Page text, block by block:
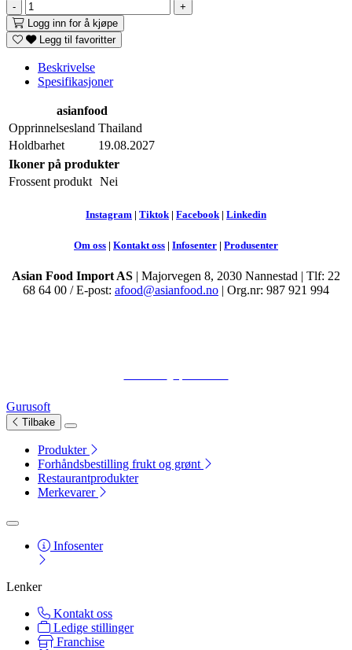
-
+
Logg inn for å kjøpe
Legg til favoritter
Beskrivelse
Spesifikasjoner
asianfood
Opprinnelsesland Thailand
Holdbarhet
19.08.2027
Ikoner på produkter
Frossent produkt Nei
Instagram | Tiktok| Facebook| Linkedin
Om oss | Kontakt oss | Infosenter | Produsenter
Asian Food Import AS | Majorvegen 8, 2030 Nannestad | Tlf: 22
68 64 00 / E-post: afood@asianfood.no | Org.nr: 987 921 994
Gurusoft
Tilbake
Produkter
Forhåndsbestilling frukt og grønt
Restaurantprodukter
Merkevarer
Infosenter
Lenker
Kontakt oss
Ledige stillinger
Franchise